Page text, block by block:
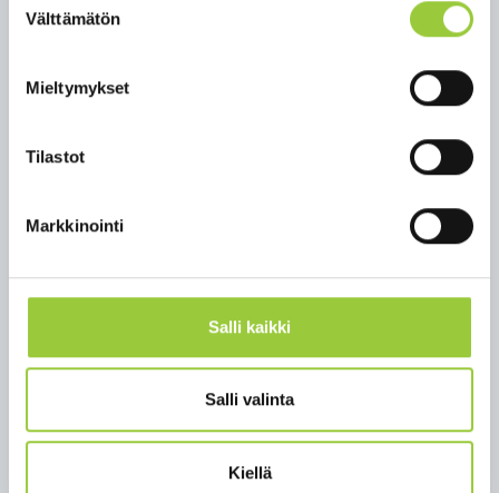
valinta
Välttämätön
Mieltymykset
Tilastot
Markkinointi
Salli kaikki
Salli valinta
Kiellä
tär­keää, et­tä kaik­ki 16-vuo­tiais­ta al­kaen ot­ta­vat
pau­ta va­ro­toi­mien tai mää­räys­ten nou­dat­ta­mi­ses­
ta”, ko­ros­taa Tuo­mo Ero­la Kai­nuun so­tes­ta.
Ko­ro­na­vi­rus­tar­tun­nat ovat Suo­mes­sa kak­sin­ker­
tais­tu­neet edel­li­seen kah­den vii­kon seu­ran­ta­jak­
tiai­den ikä­ryh­mäs­sä. Noin puo­let Suo­men tar­tun­
Ul­ko­maan mat­kai­lua har­kit­ta­va tark­kaan
tö­mään, ei­kä esi­mer­kik­si Ve­nä­jäl­le mat­kus­ta­mis­ta
THL suo­sit­te­lee, et­tä myös al­le 16-vuo­tiaat nou­
dat­ta­vat mat­kal­ta pa­la­tes­saan sa­mo­ja oh­jei­ta kuin